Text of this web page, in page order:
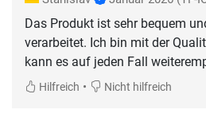
Das Produkt ist sehr bequem
verarbeitet. Ich bin mit der
kann es auf jeden Fall
Hilfreich • Nicht hilfreich